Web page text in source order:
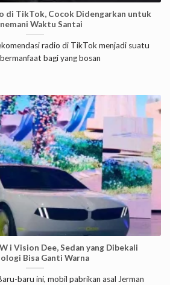
di TikTok, Cocok Didengarkan untuk
Waktu Santai
radio di TikTok menjadi suatu
bagi yang bosan
i Vision Dee, Sedan yang Dibekali
Bisa Ganti Warna
baru ini, mobil pabrikan asal Jerman